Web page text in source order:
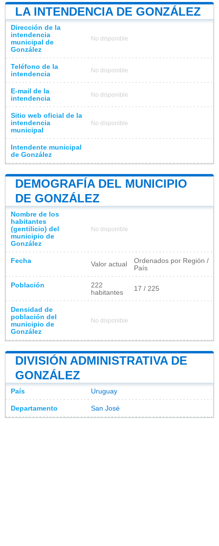
LA INTENDENCIA DE GONZÁLEZ
Dirección de la
intendencia
municipal de
González
No disponible
Teléfono de la
intendencia
No disponible
E-mail de la
intendencia
No disponible
Sitio web oficial de la
intendencia
municipal
No disponible
Intendente municipal
de González
DEMOGRAFÍA DEL MUNICIPIO
DE GONZÁLEZ
Nombre de los
habitantes
(gentilicio) del
municipio de
González
No disponible
Fecha Valor actual
Ordenados por Región /
País
Población
222
habitantes
17 / 225
Densidad de
población del
municipio de
González
No disponible
DIVISIÓN ADMINISTRATIVA DE
GONZÁLEZ
País Uruguay
Departamento San José